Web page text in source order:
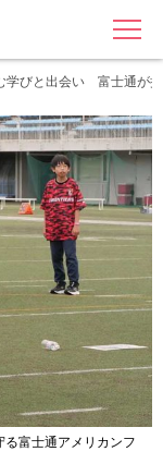
MENU
学びと出会い 富士通が
富士通アメリカンフ